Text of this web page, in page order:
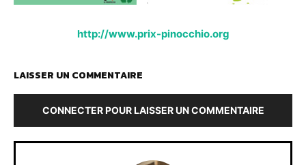
http://www.prix-pinocchio.org
LAISSER UN COMMENTAIRE
CONNECTER POUR LAISSER UN COMMENTAIRE